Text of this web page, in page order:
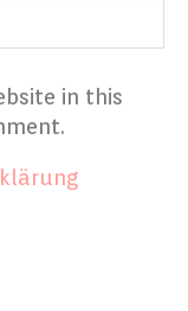
in this